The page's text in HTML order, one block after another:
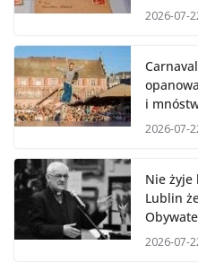
2026-07-
i
2026-07-
Nie żyje
Lublin
2026-07-